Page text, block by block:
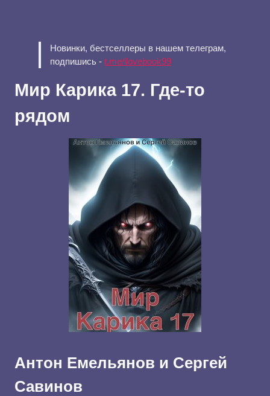
Новинки, бестселлеры в нашем телеграм,
подпишись - t.me/ilovebook99
Мир Карика 17. Где-то
рядом
Антон Емельянов и Сергей
Савинов